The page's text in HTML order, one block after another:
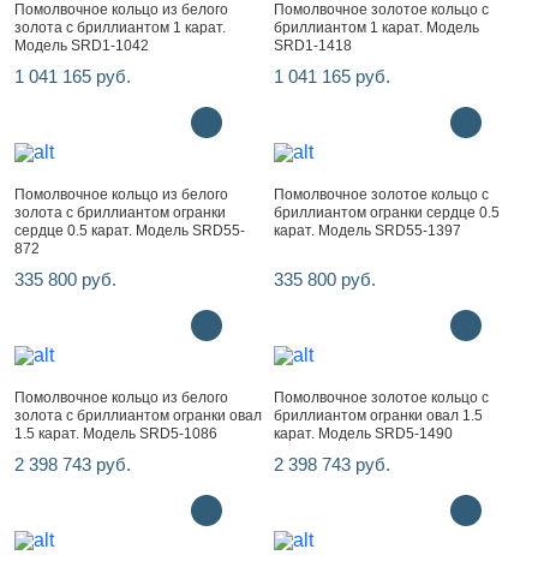
Помолвочное кольцо из белого
золота с бриллиантом 1 карат.
Модель SRD1-1042
1 041 165 руб.
Помолвочное золотое кольцо с
бриллиантом 1 карат. Модель
SRD1-1418
1 041 165 руб.
Помолвочное кольцо из белого
золота с бриллиантом огранки
сердце 0.5 карат. Модель SRD55-
872
335 800 руб.
Помолвочное золотое кольцо с
бриллиантом огранки сердце 0.5
карат. Модель SRD55-1397
335 800 руб.
Помолвочное кольцо из белого
золота с бриллиантом огранки овал
1.5 карат. Модель SRD5-1086
2 398 743 руб.
Помолвочное золотое кольцо с
бриллиантом огранки овал 1.5
карат. Модель SRD5-1490
2 398 743 руб.